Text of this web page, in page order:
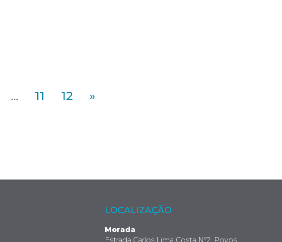
... 11 12 »
LOCALIZAÇÃO
Morada
Estrada Carlos Lima Costa Nº2, Povos